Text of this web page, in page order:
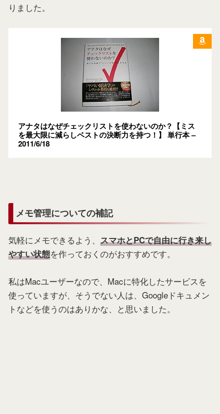
りました。
アナタはなぜチェックリストを使わないのか？【ミス
を最大限に減らしベストの決断力を持つ！】 単行本 –
2011/6/18
メモ管理についての補記
気軽にメモできるよう、 スマホとPCで自由に行き来し
やすい状態を作っておくのがおすすめです。
私はMacユーザーなので、Macに特化したサービスを
使っていますが、そうでない人は、Googleドキュメン
トなどを使うのはありかな、と思いました。